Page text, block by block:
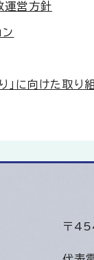
営方針
」に向けた取り
〒